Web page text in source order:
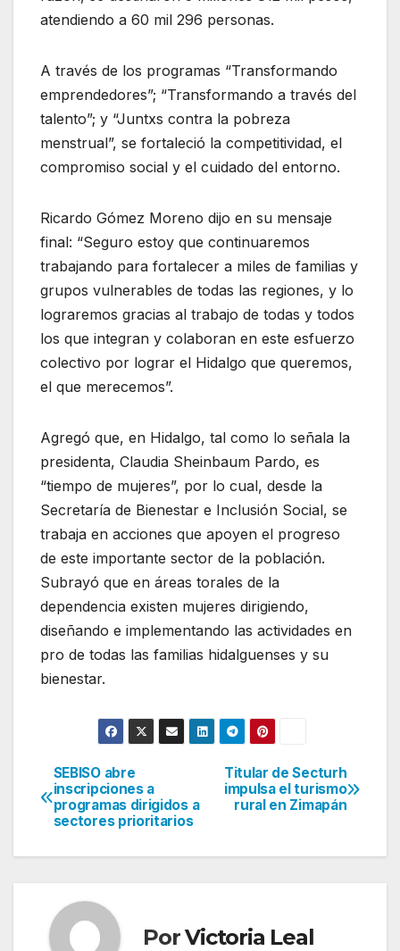
atendiendo a 60 mil 296 personas.
A través de los programas “Transformando
emprendedores”; “Transformando a través del
talento”; y “Juntxs contra la pobreza
menstrual”, se fortaleció la competitividad, el
compromiso social y el cuidado del entorno.
Ricardo Gómez Moreno dijo en su mensaje
final: “Seguro estoy que continuaremos
trabajando para fortalecer a miles de familias y
grupos vulnerables de todas las regiones, y lo
lograremos gracias al trabajo de todas y todos
los que integran y colaboran en este esfuerzo
colectivo por lograr el Hidalgo que queremos,
el que merecemos”.
Agregó que, en Hidalgo, tal como lo señala la
presidenta, Claudia Sheinbaum Pardo, es
“tiempo de mujeres”, por lo cual, desde la
Secretaría de Bienestar e Inclusión Social, se
trabaja en acciones que apoyen el progreso
de este importante sector de la población.
Subrayó que en áreas torales de la
dependencia existen mujeres dirigiendo,
diseñando e implementando las actividades en
pro de todas las familias hidalguenses y su
bienestar.
Navegación
de
entradas
Titular de Secturh
impulsa el turismo
rural en Zimapán
SEBISO abre
inscripciones a
programas dirigidos a
sectores prioritarios
PorVictoria Leal